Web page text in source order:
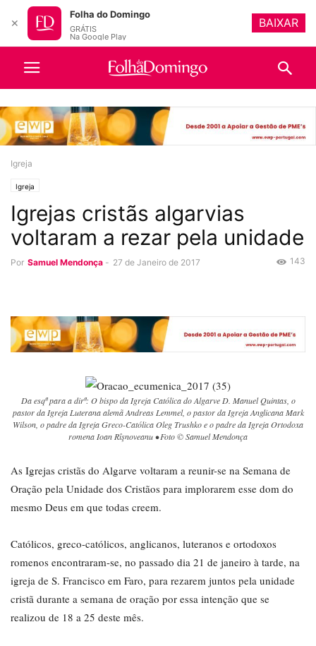
Igreja
Igreja
Igrejas cristãs algarvias
voltaram a rezar pela unidade
Por Samuel Mendonça - 27 de Janeiro de 2017 143
Da esqª para a dirª: O bispo da Igreja Católica do Algarve D. Manuel Quintas, o
pastor da Igreja Luterana alemã Andreas Lemmel, o pastor da Igreja Anglicana Mark
Wilson, o padre da Igreja Greco-Católica Oleg Trushko e o padre da Igreja Ortodoxa
romena Ioan Rîşnoveanu • Foto © Samuel Mendonça
As Igrejas cristãs do Algarve voltaram a reunir-se na Semana de
Oração pela Unidade dos Cristãos para implorarem esse dom do
mesmo Deus em que todas creem.
Católicos, greco-católicos, anglicanos, luteranos e ortodoxos
romenos encontraram-se, no passado dia 21 de janeiro à tarde, na
igreja de S. Francisco em Faro, para rezarem juntos pela unidade
cristã durante a semana de oração por essa intenção que se
realizou de 18 a 25 deste mês.
✕
Folha do Domingo
GRÁTIS
Na Google Play
BAIXAR